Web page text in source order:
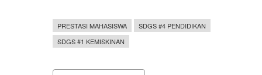
PRESTASI MAHASISWA
SDGS #4 PENDIDIKAN
SDGS #1 KEMISKINAN